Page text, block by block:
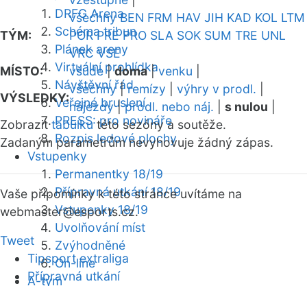
DRFG Arena
Schéma tribun
Plánek areny
Virtuální prohlídka
Návštěvní řád
Veřejné bruslení
PRESS: pro novináře
Rozpis ledové plochy
Vstupenky
Permanentky 18/19
Přípravná utkání 18/19
Vstupenky 18/19
Uvolňování míst
Zvýhodněné
On-line
A-tým
TÝM:
všechny BEN FRM HAV JIH KAD KOL LTM
POR PRE PRO SLA SOK SUM TRE UNL
VRC VSE
MÍSTO:
všude|doma|venku
VÝSLEDKY:
všechny|remízy výhry v prodl.
nájezdy|prodl. nebo náj. s nulou
Zobrazittabulkutéto sezóny a soutěže.
Zadaným parametrům nevyhovuje žádný zápas.
Vaše připomínky k této stránce uvítáme na
webmaster@esports.cz.
Tweet
Tipsport extraliga
Přípravná utkání